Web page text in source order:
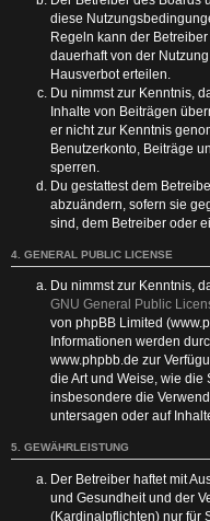
diese
Regeln kann der
dauerhaft von der
Hausverbot erteilen.
Du nimmst zur Kenntnis,
Inhalte von Beiträgen
er nicht zur Kenntnis
Benutzerkonto, Beiträge
sperren.
Du gestattest dem
abzuändern, sofern sie
sind, dem Betreiber oder
4. GENERAL PUBLIC LICENSE
Du nimmst zur Kenntnis,
GNU General Public
von phpBB Limited
Informationen werden
www.phpbb.de zur
die Art und Weise, wie die
insbesondere die
untersagen oder auf
5. GEWÄHRLEISTUNG
Der Betreiber haftet mit
und Gesundheit und der
(Kardinalpflichten) nur für